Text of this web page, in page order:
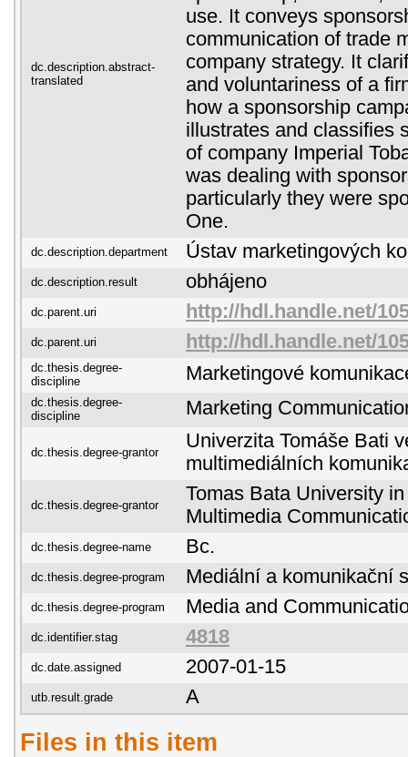
dc.description.abstract-
translated
use. It conveys
communication of trade
company strategy. It
and voluntariness of a
how a sponsorship
illustrates and classifies
of company Imperial
was dealing with
particularly they were
One.
dc.description.department Ústav marketingových
dc.description.result obhájeno
dc.parent.uri http://hdl.handle.net/
dc.parent.uri http://hdl.handle.net/
dc.thesis.degree-
discipline
Marketingové
dc.thesis.degree-
discipline
Marketing
dc.thesis.degree-grantor
Univerzita Tomáše Bati
multimediálních
dc.thesis.degree-grantor
Tomas Bata University
Multimedia
dc.thesis.degree-name Bc.
dc.thesis.degree-program Mediální a komunikační
dc.thesis.degree-program Media and
dc.identifier.stag 4818
dc.date.assigned 2007-01-15
utb.result.grade A
Files in this item